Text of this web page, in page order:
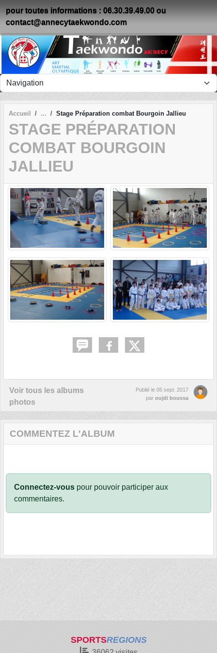
pour toutes informations : 06.30.39.49.00 ou
contact@annecytaekwondo.com
Accueil Stage Préparation combat Bourgoin Jallieu
STAGE PRÉPARATION
COMBAT BOURGOIN
JALLIEU
Voir tous les albums
photos
Publié le 05 sept. 2017
par oujdi boussa
COMMENTEZ L'ALBUM
Connectez-vous pour pouvoir participer aux
commentaires.
SPORTSREGIONS
Panneau de gestion des cookies